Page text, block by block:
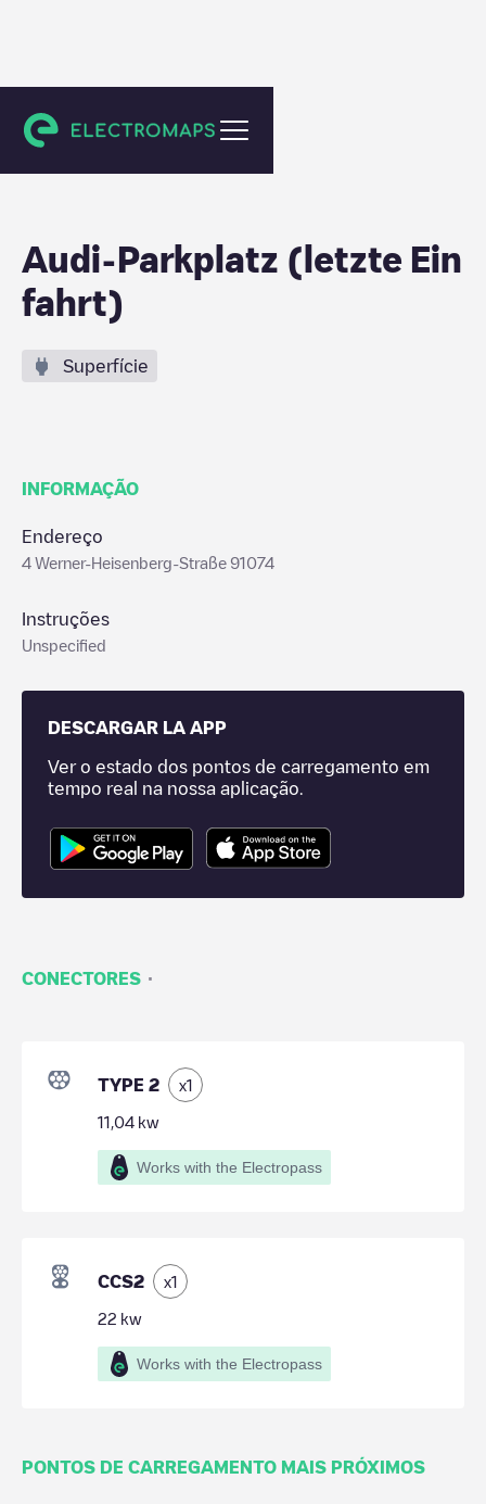
Herzogenaurach
Audi-Parkplatz (letzte Ein
fahrt)
Superfície
INFORMAÇÃO
Endereço
4 Werner-Heisenberg-Straße 91074
Instruções
Unspecified
DESCARGAR LA APP
Ver o estado dos pontos de carregamento em
tempo real na nossa aplicação.
CONECTORES ·
TYPE 2 x1
11,04 kw
Works with the Electropass
CCS2 x1
22 kw
Works with the Electropass
PONTOS DE CARREGAMENTO MAIS PRÓXIMOS